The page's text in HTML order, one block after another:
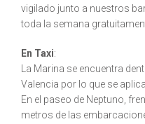
vigilado junto a nuestros
toda la semana
En Taxi:
La Marina se encuentra
Valencia por lo que se
En el paseo de Neptuno,
metros de las